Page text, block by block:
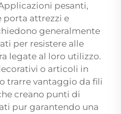
pesanti,
porta attrezzi e
generalmente
per resistere alle
legate al loro utilizzo.
o articoli in
trarre vantaggio da fili
creano punti di
pur garantendo una